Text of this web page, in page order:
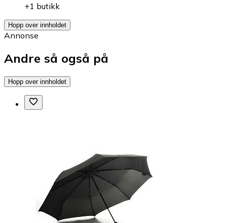
+1 butikk
Hopp over innholdet
Annonse
Andre så også på
Hopp over innholdet